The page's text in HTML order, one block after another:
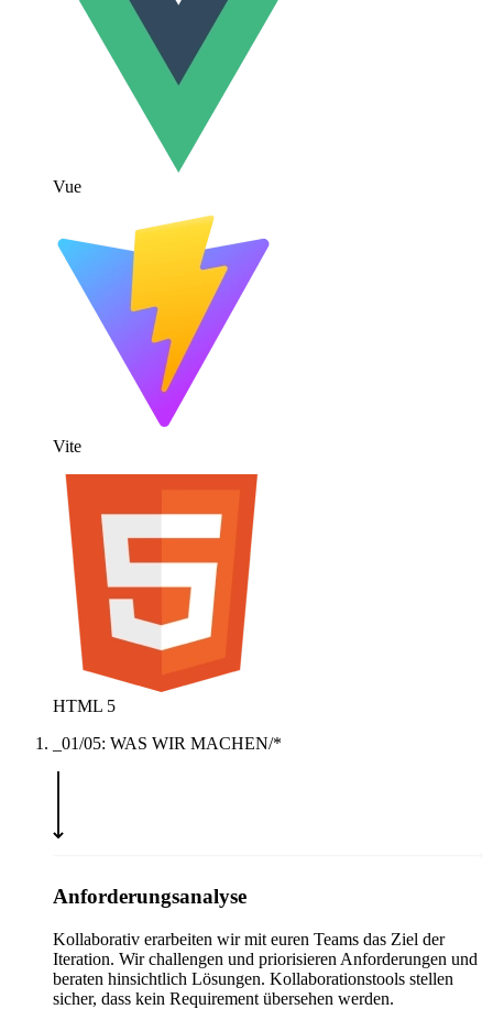
Vue
Vite
HTML 5
_01/05: WAS WIR MACHEN/*
Anforderungsanalyse
Kollaborativ erarbeiten wir mit euren Teams das Ziel der
Iteration. Wir challengen und priorisieren Anforderungen und
beraten hinsichtlich Lösungen. Kollaborationstools stellen
sicher, dass kein Requirement übersehen werden.